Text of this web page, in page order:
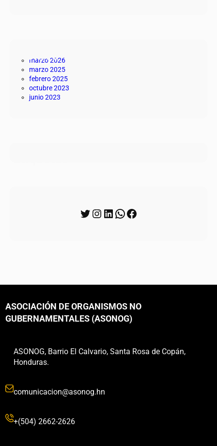
Archivo
marzo 2026
marzo 2025
febrero 2025
octubre 2023
junio 2023
ASOCIACIÓN DE ORGANISMOS NO
GUBERNAMENTALES (ASONOG)
ASONOG, Barrio El Calvario, Santa Rosa de Copán,
Honduras.
comunicacion@asonog.hn
+(504) 2662-2626